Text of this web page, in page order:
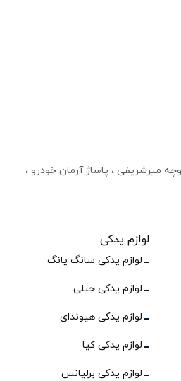
میرشریفی ، پاساژ آرمان خودرو ،
لوازم یدکی
لوازم یدکی سانگ یانگ
لوازم یدکی جیلی
لوازم یدکی هیوندای
لوازم یدکی کیا
لوازم یدکی برلیانس